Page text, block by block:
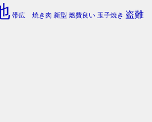
帯広 焼き肉 新型 燃費良い 玉子焼き 盗難